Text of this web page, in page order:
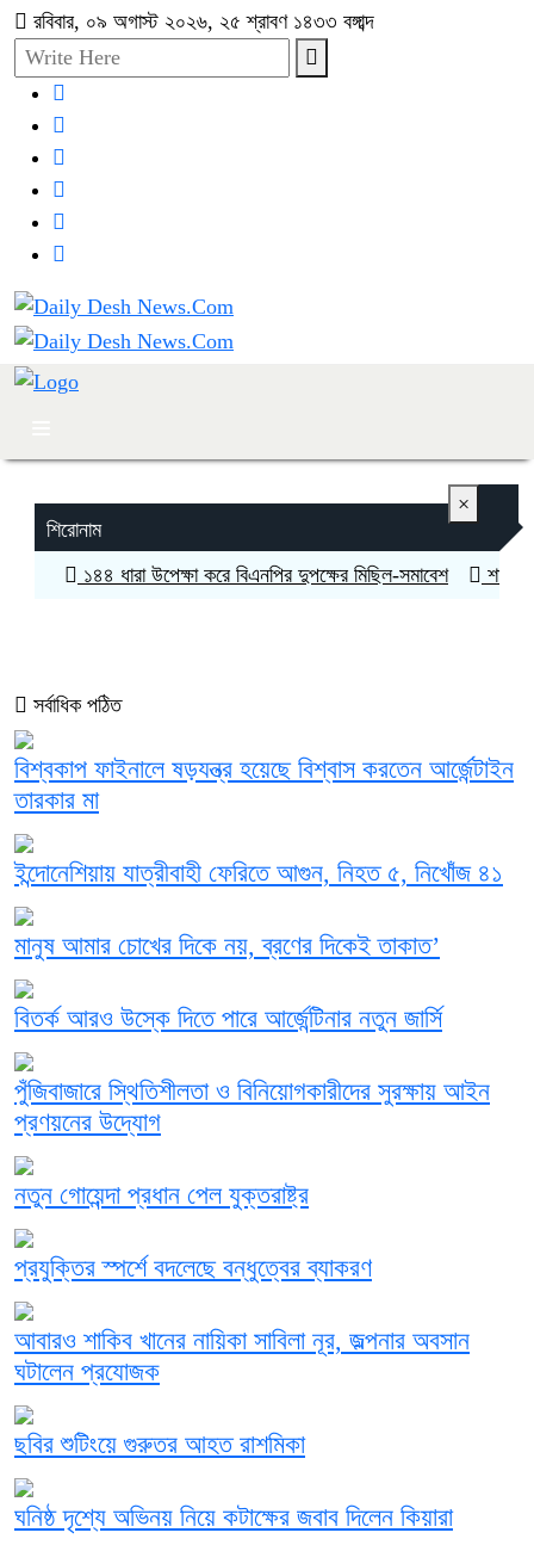
রবিবার, ০৯ অগাস্ট ২০২৬, ২৫ শ্রাবণ ১৪৩৩ বঙ্গাব্দ
শিরোনাম
১৪৪ ধারা উপেক্ষা করে বিএনপির দুপক্ষের মিছিল-সমাবেশ
শান্তি
×
সর্বাধিক পঠিত
বিশ্বকাপ ফাইনালে ষড়যন্ত্র হয়েছে বিশ্বাস করতেন আর্জেন্টাইন
তারকার মা
ইন্দোনেশিয়ায় যাত্রীবাহী ফেরিতে আগুন, নিহত ৫, নিখোঁজ ৪১
মানুষ আমার চোখের দিকে নয়, ব্রণের দিকেই তাকাত’
বিতর্ক আরও উস্কে দিতে পারে আর্জেন্টিনার নতুন জার্সি
পুঁজিবাজারে স্থিতিশীলতা ও বিনিয়োগকারীদের সুরক্ষায় আইন
প্রণয়নের উদ্যোগ
নতুন গোয়েন্দা প্রধান পেল যুক্তরাষ্ট্র
প্রযুক্তির স্পর্শে বদলেছে বন্ধুত্বের ব্যাকরণ
আবারও শাকিব খানের নায়িকা সাবিলা নূর, জল্পনার অবসান
ঘটালেন প্রযোজক
ছবির শুটিংয়ে গুরুতর আহত রাশমিকা
ঘনিষ্ঠ দৃশ্যে অভিনয় নিয়ে কটাক্ষের জবাব দিলেন কিয়ারা